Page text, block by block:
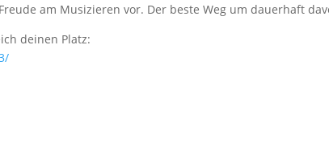
am Musizieren vor. Der beste Weg um dauerhaft
deinen Platz: